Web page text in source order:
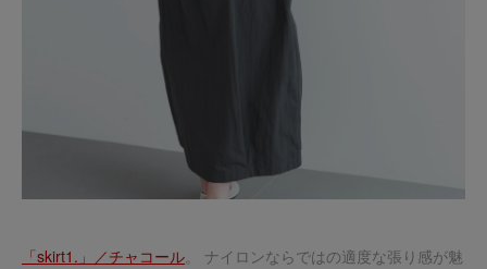
「skirt1.」／チャコール。 ナイロンならではの適度な張り感が魅